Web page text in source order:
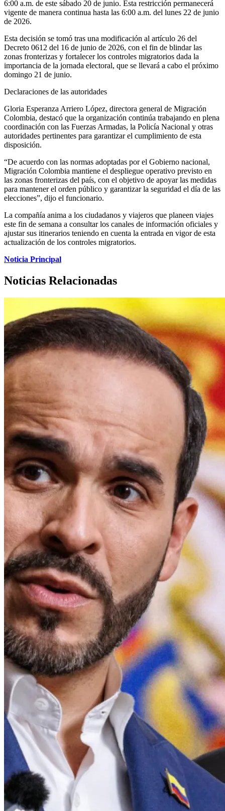
6:00 a.m. de este sábado 20 de junio. Esta restricción permanecerá
vigente de manera continua hasta las 6:00 a.m. del lunes 22 de junio
de 2026.
Esta decisión se tomó tras una modificación al artículo 26 del
Decreto 0612 del 16 de junio de 2026, con el fin de blindar las
zonas fronterizas y fortalecer los controles migratorios dada la
importancia de la jornada electoral, que se llevará a cabo el próximo
domingo 21 de junio.
Declaraciones de las autoridades
Gloria Esperanza Arriero López, directora general de Migración
Colombia, destacó que la organización continúa trabajando en plena
coordinación con las Fuerzas Armadas, la Policía Nacional y otras
autoridades pertinentes para garantizar el cumplimiento de esta
disposición.
“De acuerdo con las normas adoptadas por el Gobierno nacional,
Migración Colombia mantiene el despliegue operativo previsto en
las zonas fronterizas del país, con el objetivo de apoyar las medidas
para mantener el orden público y garantizar la seguridad el día de las
elecciones”, dijo el funcionario.
La compañía anima a los ciudadanos y viajeros que planeen viajes
este fin de semana a consultar los canales de información oficiales y
ajustar sus itinerarios teniendo en cuenta la entrada en vigor de esta
actualización de los controles migratorios.
Noticia Principal
Noticias Relacionadas